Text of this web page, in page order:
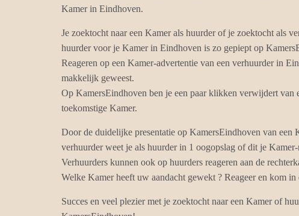
Kamer in Eindhoven.
Je zoektocht naar een Kamer als huurder of je zoektocht als
huurder voor je Kamer in Eindhoven is zo gepiept op
Reageren op een Kamer-advertentie van een verhuurder in
makkelijk geweest.
Op KamersEindhoven ben je een paar klikken verwijdert van
toekomstige Kamer.
Door de duidelijke presentatie op KamersEindhoven van een
verhuurder weet je als huurder in 1 oogopslag of dit je
Verhuurders kunnen ook op huurders reageren aan de
Welke Kamer heeft uw aandacht gewekt ? Reageer en kom in
Succes en veel plezier met je zoektocht naar een Kamer of